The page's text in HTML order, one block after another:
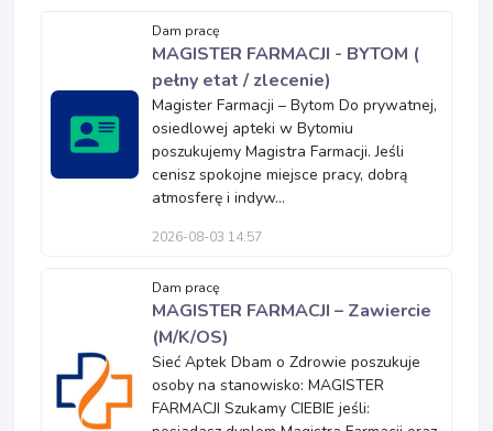
Dam pracę
MAGISTER FARMACJI - BYTOM (
pełny etat / zlecenie)
Magister Farmacji – Bytom Do prywatnej,
osiedlowej apteki w Bytomiu
poszukujemy Magistra Farmacji. Jeśli
cenisz spokojne miejsce pracy, dobrą
atmosferę i indyw...
2026-08-03 14:57
Dam pracę
MAGISTER FARMACJI – Zawiercie
(M/K/OS)
Sieć Aptek Dbam o Zdrowie poszukuje
osoby na stanowisko: MAGISTER
FARMACJI Szukamy CIEBIE jeśli: